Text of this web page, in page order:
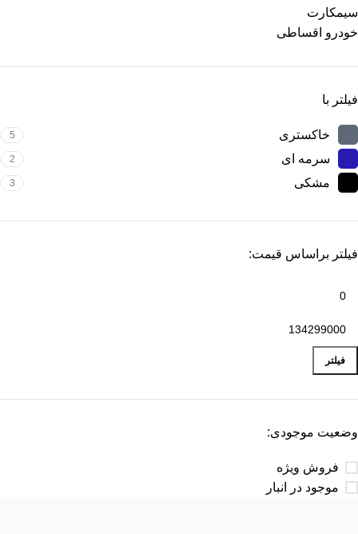
سیمکارت
خودرو اقساطی
فیلتر با
خاکستری 5
سرمه ای 2
مشکی 3
فیلتر براساس قیمت:
فیلتر
وضعیت موجودی:
فروش ویژه
موجود در انبار